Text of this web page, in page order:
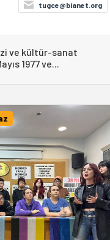
tugce@bianet.org
ve kültür-sanat
1977 ve...